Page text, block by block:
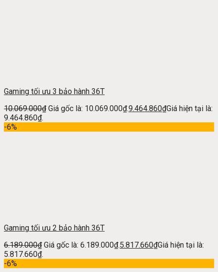
Gaming tối ưu 3 bảo hành 36T
10.069.000₫ Giá gốc là: 10.069.000₫.9.464.860₫Giá hiện tại là:
9.464.860₫.
-6%
Gaming tối ưu 2 bảo hành 36T
6.189.000₫ Giá gốc là: 6.189.000₫.5.817.660₫Giá hiện tại là:
5.817.660₫.
-6%